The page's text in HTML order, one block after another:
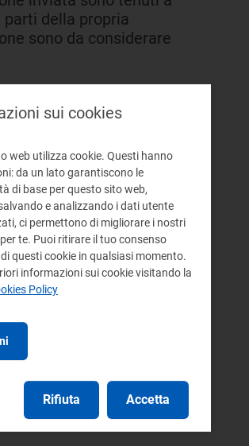
parti della propria
sono da considerare
proposte dovranno
indirizzo tramite
mezzi: e-mail con
contenente le
fax o posta a:
elettrica e il gas
e Stoccaggio
5 - 20121 Milano
sui cookies
web utilizza cookie. Questi hanno
da un lato garantiscono le
di base per questo sito web,
e analizzando i dati utente
ci permettono di migliorare i nostri
te. Puoi ritirare il tuo consenso
questi cookie in qualsiasi momento.
informazioni sui cookie visitando la
Policy
Rifiuta Accetta